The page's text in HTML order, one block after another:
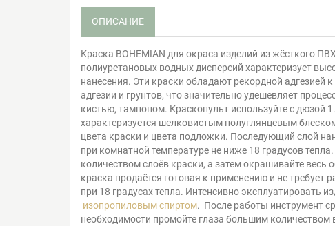
ОПИСАНИЕ
Краска BOHEMIAN для окраса изделий из жёсткого
полиуретановых водных дисперсий характеризует
нанесения. Эти краски обладают рекордной адгезией
адгезии и грунтов, что значительно удешевляет
кистью, тампоном. Краскопульт используйте с дюзой
характеризуется шелковистым полуглянцевым
цвета краски и цвета подложки. Последующий слой
при комнатной температуре не ниже 18 градусов
количеством слоёв краски, а затем окрашивайте весь
краска продаётся готовая к применению и не
при 18 градусах тепла. Интенсивно эксплуатировать
изопропиловым спиртом. После работы инструмент
необходимости промойте глаза большим количеством